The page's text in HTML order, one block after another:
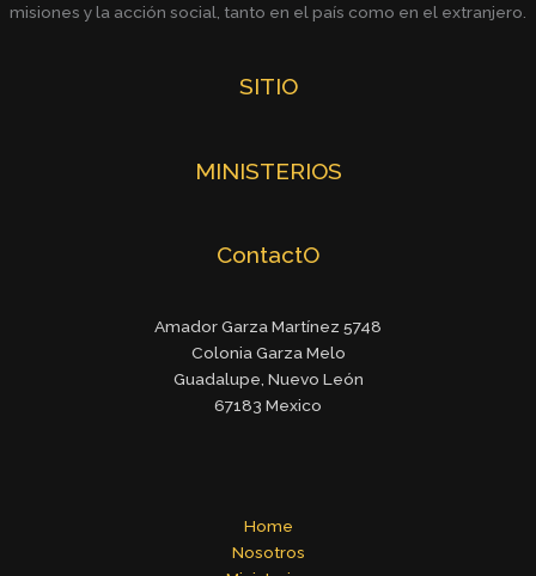
misiones y la acción social, tanto en el país como en el extranjero.
SITIO
MINISTERIOS
ContactO
Amador Garza Martínez 5748
Colonia Garza Melo
Guadalupe, Nuevo León
67183 Mexico
Home
Nosotros